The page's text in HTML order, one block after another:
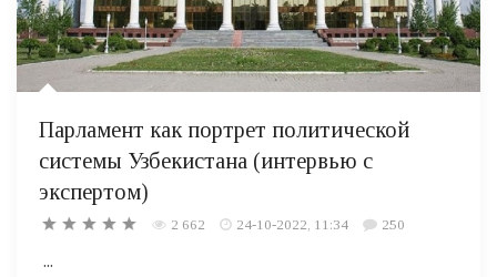
Парламент как портрет политической
системы Узбекистана (интервью с
экспертом)
2 662 24-10-2022, 11:34 250
...